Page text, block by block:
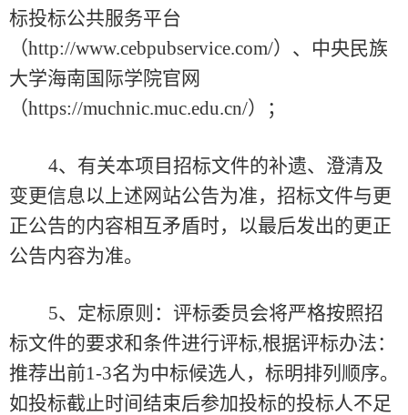
标投标公共服务平台
（http://www.cebpubservice.com/）、中央民族
大学海南国际学院官网
（https://muchnic.muc.edu.cn/）
；
4、有关本项目招标文件的补遗、澄清及
变更信息以上述网站公告为准，招标文件与更
正公告的内容相互矛盾时，以最后发出的更正
公告内容为准。
5、 定标原则：评标委员会将严格按照招
标文件的要求和条件进行评标,根据评标办法：
推荐出前1-3名为中标候选人，标明排列顺序。
如投标截止时间结束后参加投标的投标人不足